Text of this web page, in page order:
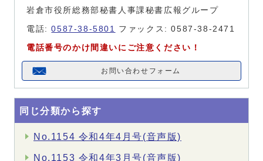
岩倉市役所総務部秘書人事課秘書広報グループ
電話:0587-38-5801 ファックス: 0587-38-2471
電話番号のかけ間違いにご注意ください！
お問い合わせフォーム
同じ分類から探す
No.1154 令和4年4月号(音声版)
No.1153 令和4年3月号(音声版)